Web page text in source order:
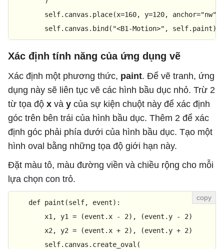
        self.canvas.place(x=
160, y=120, anchor="nw"
        self.canvas.bind(
"<B1-Motion>" , self.paint)
Xác định tính năng của ứng dụng vẽ
Xác định một phương thức, paint. Để vẽ tranh, ứng
dụng này sẽ liên tục vẽ các hình bầu dục nhỏ. Trừ 2
từ tọa độ x và y của sự kiện chuột này để xác định
góc trên bên trái của hình bầu dục. Thêm 2 để xác
định góc phải phía dưới của hình bầu dục. Tạo một
hình oval bằng những tọa độ giới hạn này.
Đặt màu tô, màu đường viền và chiều rộng cho mỗi
lựa chọn con trỏ.
def paint (self, event):
        x1, y1 = (event.x -
2), (event.y - 2)
        x2, y2 = (event.x +
2), (event.y + 2)
        self.canvas.create_oval(